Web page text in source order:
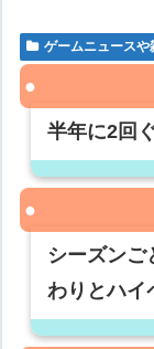
ゲームニュースや
半年に2回
シーズンご
わりとハイ